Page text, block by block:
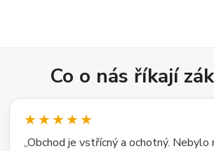
Co o nás říkají
★★★★★
„Obchod je vstřícný a ochotný. Nebylo